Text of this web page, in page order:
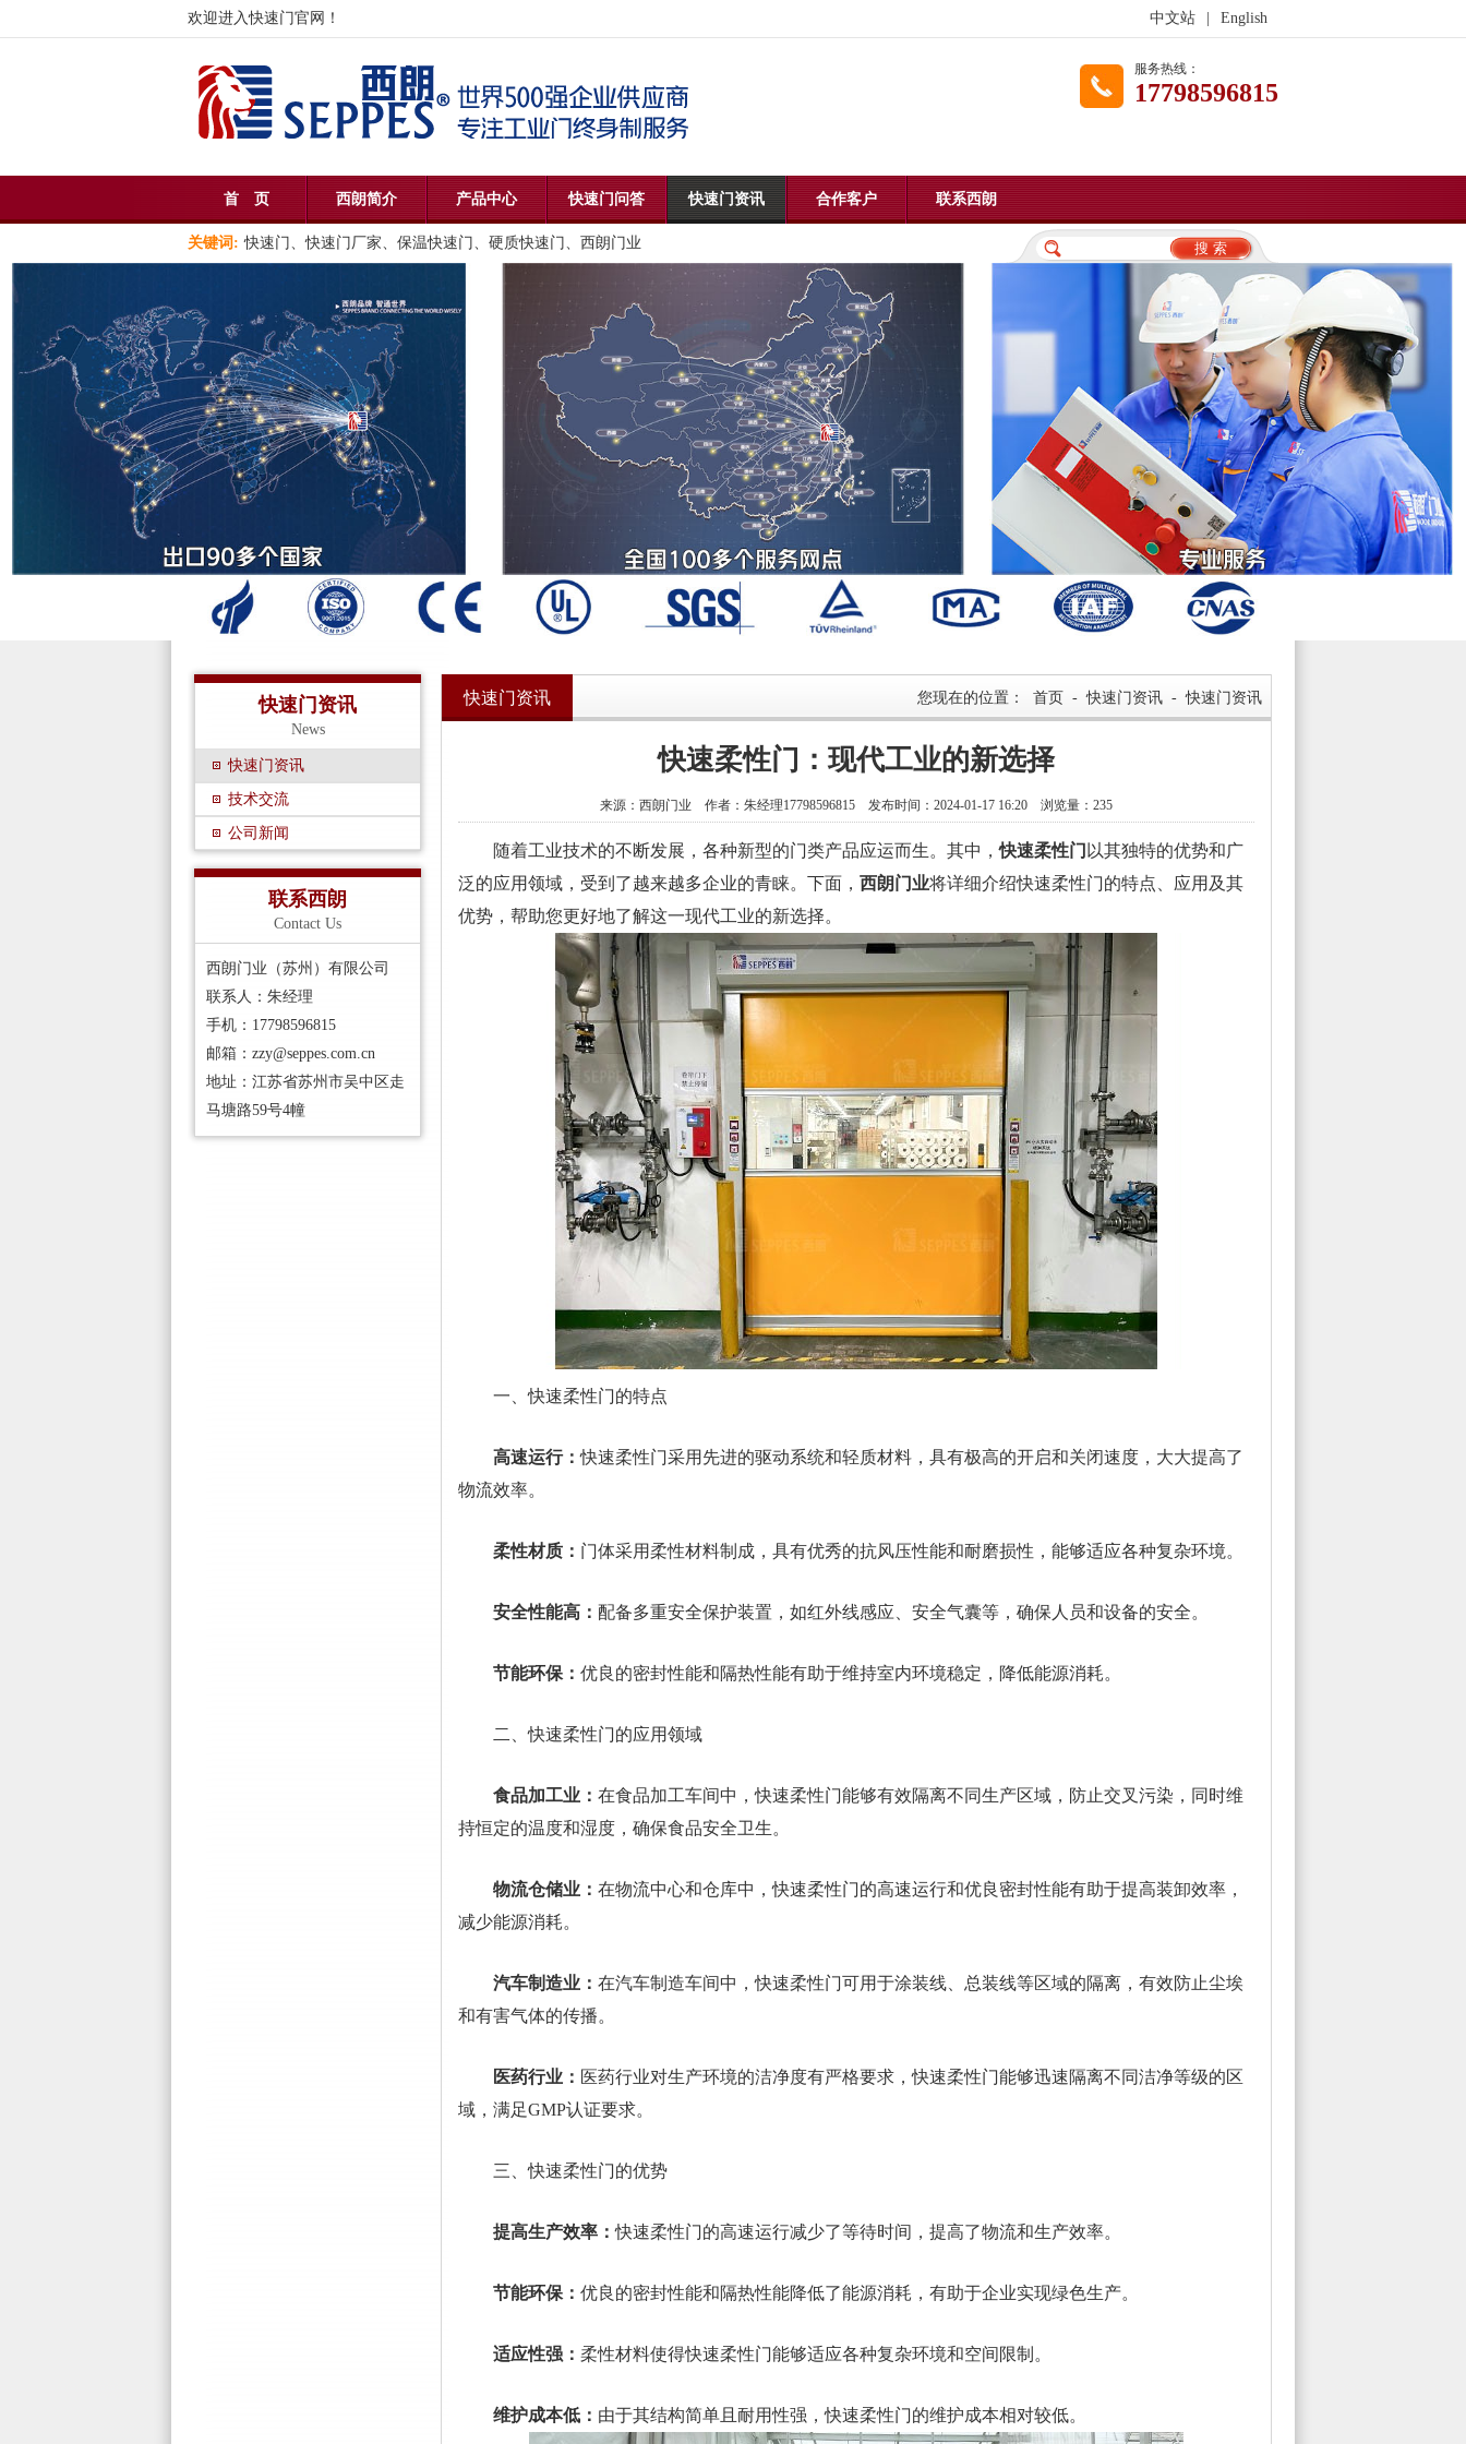
中文站 English
欢迎进入快速门官网！
服务热线：
17798596815
首 页 西朗简介 产品中心 快速门问答 快速门资讯 合作客户 联系西朗
关键词: 快速门、快速门厂家、保温快速门、硬质快速门、西朗门业
快速门资讯
News
快速门资讯
技术交流
公司新闻
联系西朗
Contact Us
西朗门业（苏州）有限公司
联系人：朱经理
手机：17798596815
邮箱：zzy@seppes.com.cn
地址：江苏省苏州市吴中区走
马塘路59号4幢
快速门资讯 您现在的位置： 首页 - 快速门资讯 - 快速门资讯
快速柔性门：现代工业的新选择
来源：西朗门业 作者：朱经理17798596815 发布时间：2024-01-17 16:20 浏览量：235
随着工业技术的不断发展，各种新型的门类产品应运而生。其中，快速柔性门 以其独特的优势和广
泛的应用领域，受到了越来越多企业的青睐。下面， 西朗门业将详细介绍快速柔性门的特点、应用及其
优势，帮助您更好地了解这一现代工业的新选择。
一、快速柔性门的特点
高速运行：快速柔性门采用先进的驱动系统和轻质材料，具有极高的开启和关闭速度，大大提高了
物流效率。
柔性材质： 门体采用柔性材料制成，具有优秀的抗风压性能和耐磨损性，能够适应各种复杂环境。
安全性能高： 配备多重安全保护装置，如红外线感应、安全气囊等，确保人员和设备的安全。
节能环保： 优良的密封性能和隔热性能有助于维持室内环境稳定，降低能源消耗。
二、快速柔性门的应用领域
食品加工业： 在食品加工车间中，快速柔性门能够有效隔离不同生产区域，防止交叉污染，同时维
持恒定的温度和湿度，确保食品安全卫生。
物流仓储业： 在物流中心和仓库中，快速柔性门的高速运行和优良密封性能有助于提高装卸效率，
减少能源消耗。
汽车制造业： 在汽车制造车间中，快速柔性门可用于涂装线、总装线等区域的隔离，有效防止尘埃
和有害气体的传播。
医药行业： 医药行业对生产环境的洁净度有严格要求，快速柔性门能够迅速隔离不同洁净等级的区
域，满足GMP认证要求。
三、快速柔性门的优势
提高生产效率：快速柔性门的高速运行减少了等待时间，提高了物流和生产效率。
节能环保： 优良的密封性能和隔热性能降低了能源消耗，有助于企业实现绿色生产。
适应性强： 柔性材料使得快速柔性门能够适应各种复杂环境和空间限制。
维护成本低： 由于其结构简单且耐用性强，快速柔性门的维护成本相对较低。